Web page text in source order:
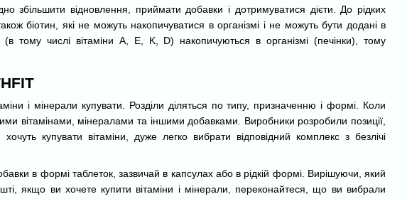
збільшити відновлення, приймати добавки і дотримуватися дієти. До рідких
біотин, які не можуть накопичуватися в організмі і не можуть бути додані в
тому числі вітаміни A, E, K, D) накопичуються в організмі (печінки), тому
і мінерали купувати. Розділи діляться по типу, призначенню і формі. Коли
вітамінами, мінералами та іншими добавками. Виробники розробили позиції,
купувати вітаміни, дуже легко вибрати відповідний комплекс з безлічі
в формі таблеток, зазвичай в капсулах або в рідкій формі. Вирішуючи, який
якщо ви хочете купити вітаміни і мінерали, переконайтеся, що ви вибрали